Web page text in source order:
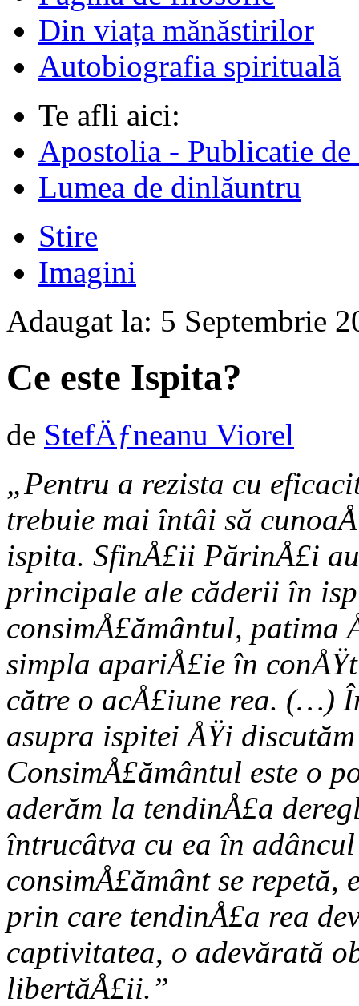
Din viața mănăstirilor
Autobiografia spirituală
Te afli aici:
Apostolia - Publicatie
Lumea de dinlăuntru
Stire
Imagini
Adaugat la: 5 Septembrie
Ce este Ispita?
de StefÄƒneanu Viorel
„Pentru a rezista cu
trebuie mai întâi să
ispita. SfinÅ£ii PărinÅ£i
principale ale căderii în
consimÅ£ământul, patima
simpla apariÅ£ie în
către o acÅ£iune rea. (…)
asupra ispitei ÅŸi
ConsimÅ£ământul este o
aderăm la tendinÅ£a
întrucâtva cu ea în
consimÅ£ământ se
prin care tendinÅ£a rea
captivitatea, o adevărată
libertăÅ£ii.”